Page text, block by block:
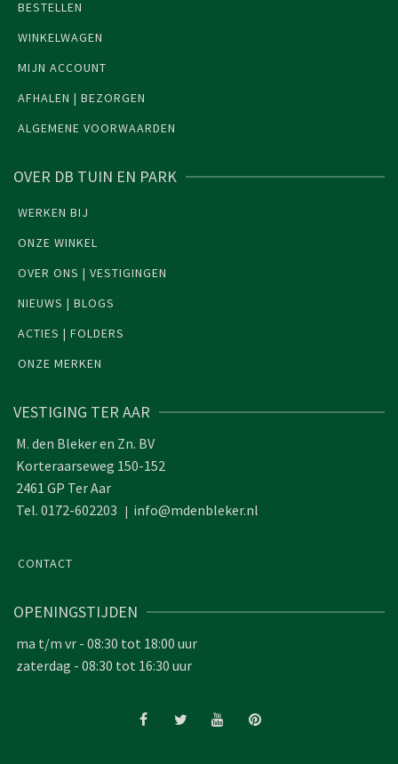
BESTELLEN
WINKELWAGEN
MIJN ACCOUNT
AFHALEN | BEZORGEN
ALGEMENE VOORWAARDEN
OVER DB TUIN EN PARK
WERKEN BIJ
ONZE WINKEL
OVER ONS | VESTIGINGEN
NIEUWS | BLOGS
ACTIES | FOLDERS
ONZE MERKEN
VESTIGING TER AAR
M. den Bleker en Zn. BV
Korteraarseweg 150-152
2461 GP Ter Aar
Tel. 0172-602203 | info@mdenbleker.nl
CONTACT
OPENINGSTIJDEN
ma t/m vr - 08:30 tot 18:00 uur
zaterdag - 08:30 tot 16:30 uur